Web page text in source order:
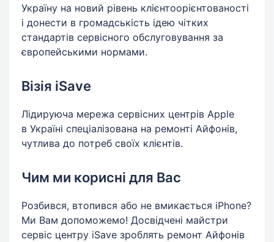
Україну на новий рівень клієнтоорієнтованості
і донести в громадськість ідею чітких
стандартів сервісного обслуговування за
європейськими нормами.
Візія iSave
Лідируюча мережа сервісних центрів Apple
в Україні спеціалізована на ремонті Айфонів,
чутлива до потреб своїх клієнтів.
Чим ми корисні для Вас
Розбився, втопився або не вмикається iPhone?
Ми Вам допоможемо! Досвідчені майстри
сервіс центру iSave зроблять ремонт Айфонів